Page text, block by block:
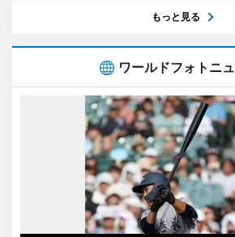
もっと見る
ワールドフォトニ